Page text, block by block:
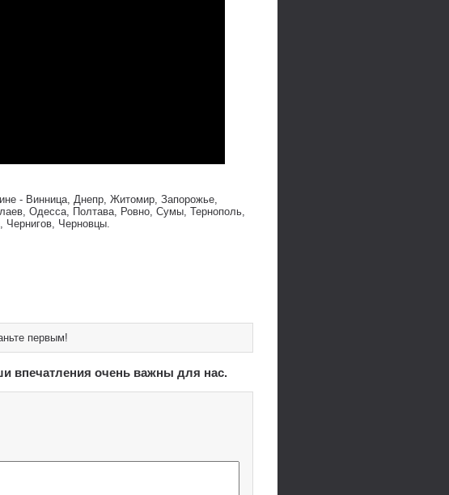
- Винница, Днепр, Житомир, Запорожье,
Одесса, Полтава, Ровно, Сумы, Тернополь,
Чернигов, Черновцы.
первым!
впечатления очень важны для нас.